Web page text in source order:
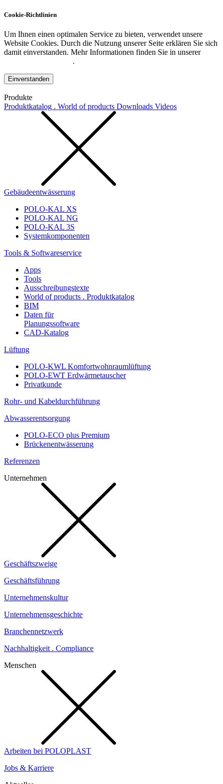
Cookie-Richtlinien
Um Ihnen einen optimalen Service zu bieten, verwendet unsere
Website Cookies. Durch die Nutzung unserer Seite erklären Sie sich
damit einverstanden. Mehr Informationen finden Sie in unserer
.
Einverstanden
Produkte
Produktkatalog . World of products Downloads Videos
Gebäudeentwässerung
POLO-KAL XS
POLO-KAL NG
POLO-KAL 3S
Systemkomponenten
Tools & Softwareservice
Apps
Tools
Ausschreibungstexte
World of products . Produktkatalog
BIM
Daten für
Planungssoftware
CAD-Katalog
Lüftung
POLO-KWL Komfortwohnraumlüftung
POLO-EWT Erdwärmetauscher
Privatkunde
Rohr- und Kabeldurchführung
Abwasserentsorgung
POLO-ECO plus Premium
Brückenentwässerung
Referenzen
Unternehmen
Geschäftszweige
Geschäftsführung
Unternehmenskultur
Unternehmensgeschichte
Branchennetzwerk
Nachhaltigkeit . Compliance
Menschen
Arbeiten bei POLOPLAST
Jobs & Karriere